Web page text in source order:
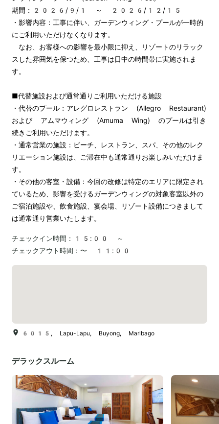
期間：2026/9/1 ～ 2026/12/15
・影響内容：工事に伴い、ガーデンウィング・プールが一時的
にご利用いただけなくなります。
なお、お客様への影響を最小限に抑え、リゾートのリラック
スした雰囲気を保つため、工事は日中の時間帯に実施されま
す。
■代替施設および通常通りご利用いただける施設
・代替のプール：アレグロレストラン (Allegro Restaurant)
および アムマウィング (Amuma Wing) のプールは引き
続きご利用いただけます。
・通常営業の施設：ビーチ、レストラン、スパ、その他のレク
リエーション施設は、ご滞在中も通常通りお楽しみいただけま
す。
・その他の客室・設備：今回の改修は特定のエリアに限定され
ているため、影響を受けるガーデンウィングの対象客室以外の
ご宿泊施設や、飲食施設、宴会場、リゾート設備につきまして
は通常通り営業いたします。
チェックイン時間：
15:00 ～
チェックアウト時間： 〜 11:00
6015, Lapu-Lapu, Buyong, Maribago
デラックスルーム